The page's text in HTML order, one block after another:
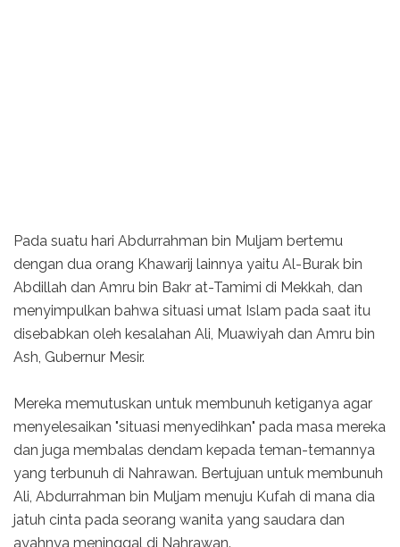
Pada suatu hari Abdurrahman bin Muljam bertemu
dengan dua orang Khawarij lainnya yaitu Al-Burak bin
Abdillah dan Amru bin Bakr at-Tamimi di Mekkah, dan
menyimpulkan bahwa situasi umat Islam pada saat itu
disebabkan oleh kesalahan Ali, Muawiyah dan Amru bin
Ash, Gubernur Mesir.
Mereka memutuskan untuk membunuh ketiganya agar
menyelesaikan "situasi menyedihkan" pada masa mereka
dan juga membalas dendam kepada teman-temannya
yang terbunuh di Nahrawan. Bertujuan untuk membunuh
Ali, Abdurrahman bin Muljam menuju Kufah di mana dia
jatuh cinta pada seorang wanita yang saudara dan
ayahnya meninggal di Nahrawan.